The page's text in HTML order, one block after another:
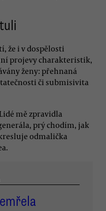
že i v dospělosti
projevy charakteristik,
ženy: přehnaná
či submisivita
mě zpravidla
prý chodím, jak
odmalička